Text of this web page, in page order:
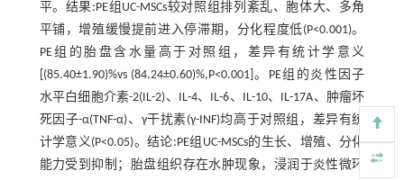
平。结果:PE组UC-MSCs较对照组排列紊乱、胞体大、多角
平铺，增殖缓慢提前进入停滞期，分化程度低(P<0.001)。
PE组的胎盘含水量高于对照组，差异有统计学意义
[(85.40±1.90)%vs (84.24±0.60)%,P<0.001]。PE组的炎性因子
水平白细胞介素-2(IL-2)、IL-4、IL-6、IL-10、IL-17A、肿瘤坏
死因子-α(TNF-α)、γ干扰素(γ-INF)均高于对照组，差异有统
计学意义(P<0.05)。结论:PE组UC-MSCs的生长、增殖、分化
能力受到抑制；胎盘组织存在水肿现象，浸润于炎性微环